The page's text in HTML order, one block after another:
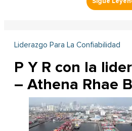
Liderazgo Para La Confiabilidad
P Y R con la
– Athena Rhae